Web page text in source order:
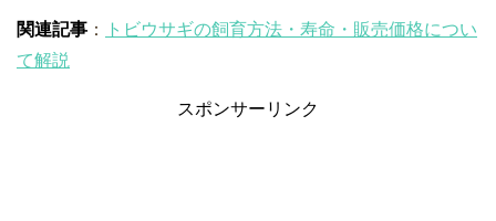
関連記事 ：
トビウサギの飼育方法・寿命・販売価格につい
て解説
スポンサーリンク